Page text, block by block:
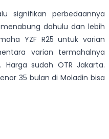
signifikan perbedaannya
dahulu dan lebih
YZF R25 untuk varian
varian termahalnya
sudah OTR Jakarta.
35 bulan di Moladin bisa